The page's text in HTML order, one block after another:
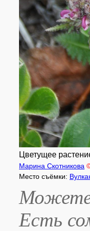
Цветущее
Марина Скотникова
Место съёмки:
Можете
Есть